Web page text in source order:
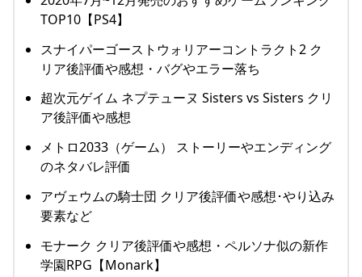
TOP10【PS4】
スナイパーゴーストウォリアーコントラクト2 ク
リア後評価や感想・バグやエラー落ち
超次元ゲイム ネプテューヌ Sisters vs Sisters クリ
ア後評価や感想
メトロ2033（ゲーム） ストーリーやエンディング
のネタバレ評価
アヴェウムの騎士団 クリア後評価や感想･やり込み
要素など
モナーク クリア後評価や感想・ペルソナ似の新作
学園RPG【Monark】